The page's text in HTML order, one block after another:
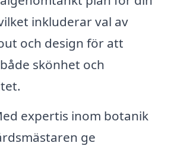
inkluderar val av
och design för att
skönhet och
expertis inom botanik
ge